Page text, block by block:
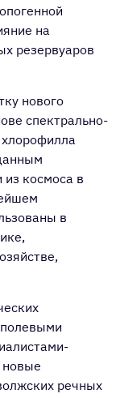
на
резервуаров
нового
спектрально-
космоса в
в
новые
речных